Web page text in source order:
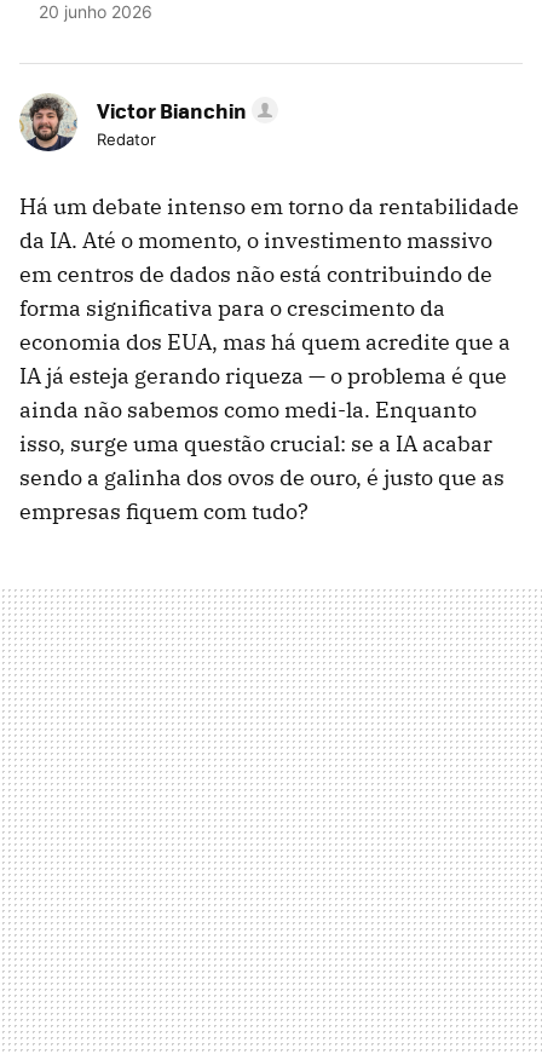
20 junho 2026
Victor Bianchin
Redator
Há um debate intenso em torno da rentabilidade
da IA. Até o momento, o investimento massivo
em centros de dados não está contribuindo de
forma significativa para o crescimento da
economia dos EUA, mas há quem acredite que a
IA já esteja gerando riqueza — o problema é que
ainda não sabemos como medi-la. Enquanto
isso, surge uma questão crucial: se a IA acabar
sendo a galinha dos ovos de ouro, é justo que as
empresas fiquem com tudo?